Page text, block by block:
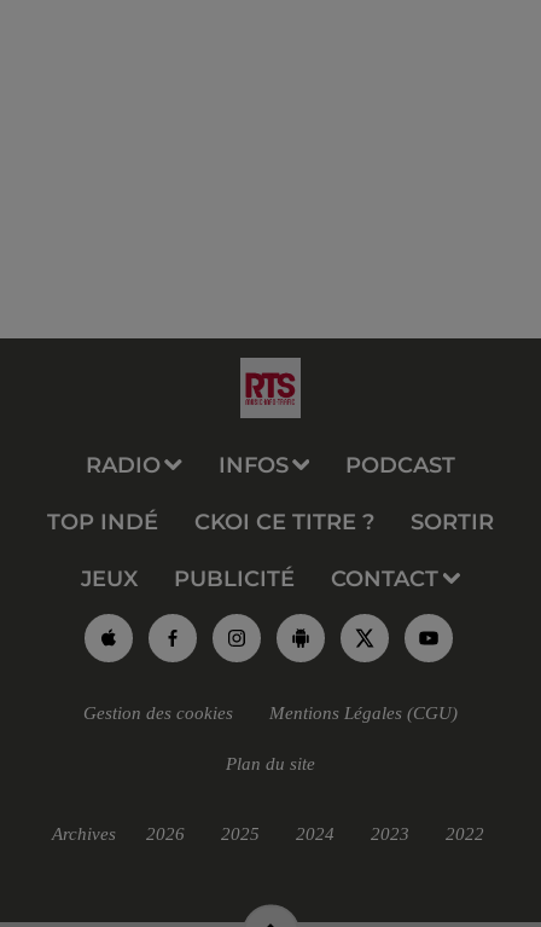
RADIO INFOS PODCAST
TOP INDÉ CKOI CE TITRE ? SORTIR
JEUX PUBLICITÉ CONTACT
Gestion des cookies Mentions Légales (CGU)
Plan du site
Archives 2026 2025 2024 2023 2022